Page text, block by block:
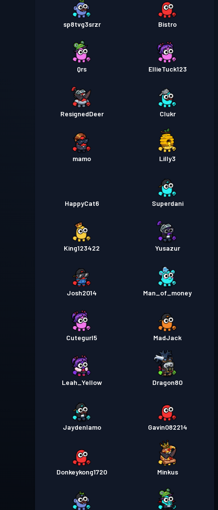
sp8tvg3srzr Bistro
Qrs EllieTuck123
ResignedDeer Clukr
mamo Lilly3
HappyCat6 Superdani
King123422 Yusazur
Josh2014 Man_of_money
Cutegurl5 MadJack
Leah_Yellow Dragon80
Jaydenlamo Gavin082214
Donkeykong1720 Minkus